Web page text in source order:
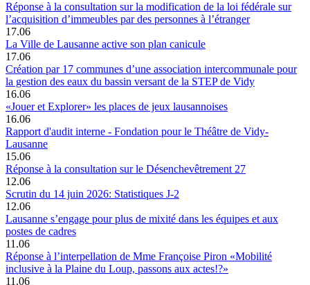
Réponse à la consultation sur la modification de la loi fédérale sur
l’acquisition d’immeubles par des personnes à l’étranger
17.06
La Ville de Lausanne active son plan canicule
17.06
Création par 17 communes d’une association intercommunale pour
la gestion des eaux du bassin versant de la STEP de Vidy
16.06
«Jouer et Explorer» les places de jeux lausannoises
16.06
Rapport d'audit interne - Fondation pour le Théâtre de Vidy-
Lausanne
15.06
Réponse à la consultation sur le Désenchevêtrement 27
12.06
Scrutin du 14 juin 2026: Statistiques J-2
12.06
Lausanne s’engage pour plus de mixité dans les équipes et aux
postes de cadres
11.06
Réponse à l’interpellation de Mme Françoise Piron «Mobilité
inclusive à la Plaine du Loup, passons aux actes!?»
11.06